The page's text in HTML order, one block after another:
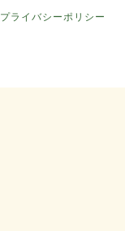
プライバシーポリシー